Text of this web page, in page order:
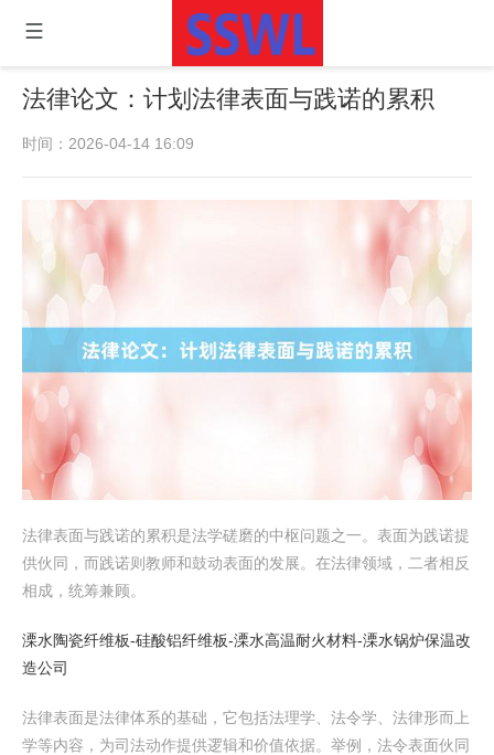
法律论文：计划法律表面与践诺的累积
时间：2026-04-14 16:09
法律表面与践诺的累积是法学磋磨的中枢问题之一。表面为践诺提
供伙同，而践诺则教师和鼓动表面的发展。在法律领域，二者相反
相成，统筹兼顾。
溧水陶瓷纤维板-硅酸铝纤维板-溧水高温耐火材料-溧水锅炉保温改
造公司
法律表面是法律体系的基础，它包括法理学、法令学、法律形而上
学等内容，为司法动作提供逻辑和价值依据。举例，法令表面伙同